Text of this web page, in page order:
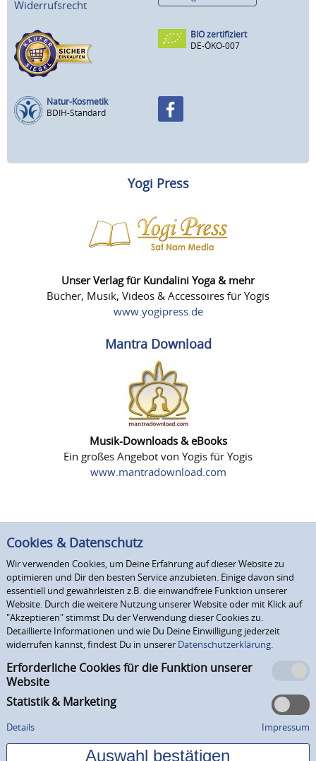
Widerrufsrecht
BIO zertifiziert
DE-ÖKO-007
Natur-Kosmetik
BDIH-Standard
Yogi Press
Unser Verlag für Kundalini Yoga & mehr
Bücher, Musik, Videos & Accessoires für Yogis
www.yogipress.de
Mantra Download
Musik-Downloads & eBooks
Ein großes Angebot von Yogis für Yogis
www.mantradownload.com
Cookies & Datenschutz
Wir verwenden Cookies, um Deine Erfahrung auf dieser Website zu
optimieren und Dir den besten Service anzubieten. Einige davon sind
essentiell und gewährleisten z.B. die einwandfreie Funktion unserer
Website. Durch die weitere Nutzung unserer Website oder mit Klick auf
"Akzeptieren" stimmst Du der Verwendung dieser Cookies zu.
Detaillierte Informationen und wie Du Deine Einwilligung jederzeit
widerrufen kannst, findest Du in unserer Datenschutzerklärung.
Erforderliche Cookies für die Funktion unserer
Website
Statistik & Marketing
Details Impressum